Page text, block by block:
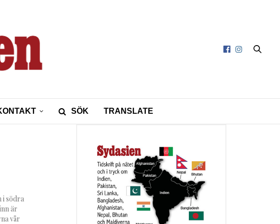
SÖK TRANSLATE
i södra
är
vår